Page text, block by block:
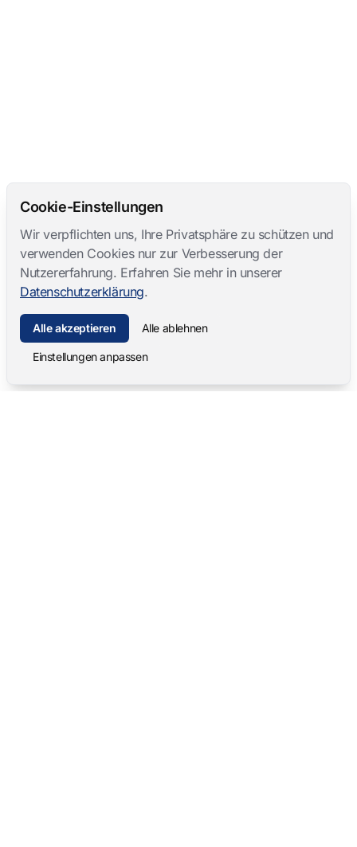
Cookie-Einstellungen
Wir verpflichten uns, Ihre Privatsphäre zu schützen und
verwenden Cookies nur zur Verbesserung der
Nutzererfahrung. Erfahren Sie mehr in unserer
Datenschutzerklärung.
Alle akzeptieren Alle ablehnen
Einstellungen anpassen